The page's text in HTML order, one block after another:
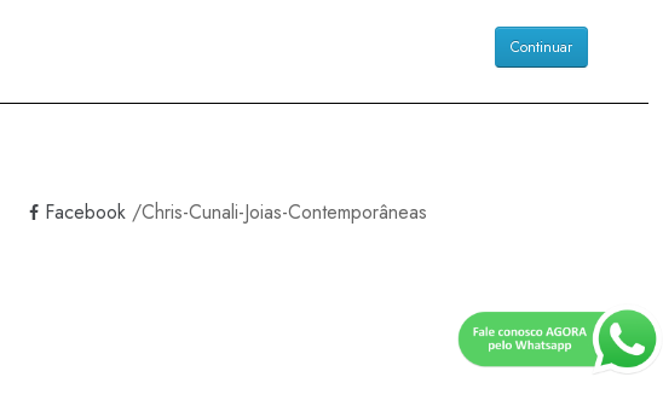
Continuar
Facebook /Chris-Cunali-Joias-Contemporâneas